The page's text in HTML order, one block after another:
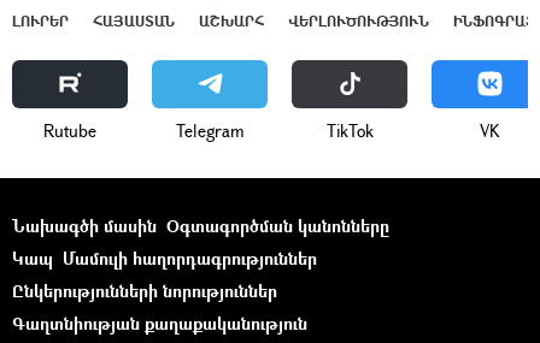
ԼՈՒՐԵՐ ՀԱՅԱՍՏԱՆ ԱՇԽԱՐՀ ՎԵՐԼՈՒԾՈՒԹՅՈՒՆ
Rutube Telegram ТikТоk VK
Նախագծի մասին Օգտագործման կանոնները
Կապ Մամուլի հաղորդագրություններ
Ընկերությունների նորություններ
Գաղտնիության քաղաքականություն